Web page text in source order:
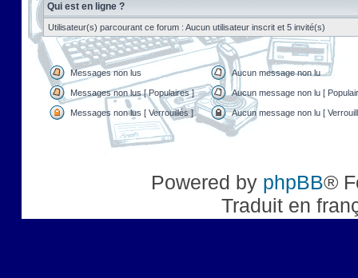
Qui est en ligne ?
Utilisateur(s) parcourant ce forum : Aucun utilisateur inscrit et 5 invité(s)
Messages non lus Aucun message non lu
Messages non lus [ Populaires ] Aucun message non lu [
Messages non lus [ Verrouillés ] Aucun message non lu [
Powered by phpBB®
Traduit en